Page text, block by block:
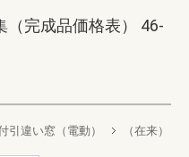
（完成品価格表） 46-
引違い窓（電動）
（在来）